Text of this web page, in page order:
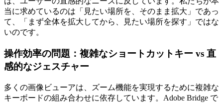
当に求めているのは「見たい場所を、そのまま拡大」であっ
て、「まず全体を拡大してから、見たい場所を探す」ではな
いのです。
操作効率の問題：複雑なショートカットキー vs 直
感的なジェスチャー
多くの画像ビューアは、ズーム機能を実現するために複雑な
キーボードの組み合わせに依存しています。Adobe Bridge で